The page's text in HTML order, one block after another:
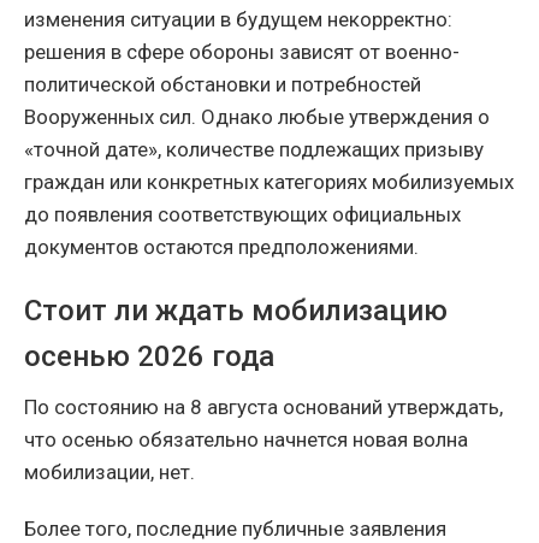
изменения ситуации в будущем некорректно:
решения в сфере обороны зависят от военно-
политической обстановки и потребностей
Вооруженных сил. Однако любые утверждения о
«точной дате», количестве подлежащих призыву
граждан или конкретных категориях мобилизуемых
до появления соответствующих официальных
документов остаются предположениями.
Стоит ли ждать мобилизацию
осенью 2026 года
По состоянию на 8 августа оснований утверждать,
что осенью обязательно начнется новая волна
мобилизации, нет.
Более того, последние публичные заявления